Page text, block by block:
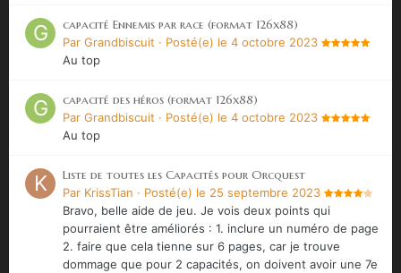
capacité Ennemis par race (format 126x88)
Par Grandbiscuit · Posté(e) le 4 octobre 2023
Au top
capacité des héros (format 126x88)
Par Grandbiscuit · Posté(e) le 4 octobre 2023
Au top
Liste de toutes les Capacités pour Orcquest
Par KrissTian · Posté(e) le 25 septembre 2023
Bravo, belle aide de jeu. Je vois deux points qui
pourraient être améliorés : 1. inclure un numéro de page
2. faire que cela tienne sur 6 pages, car je trouve
dommage que pour 2 capacités, on doivent avoir une 7e